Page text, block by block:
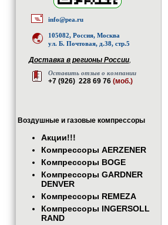
info@pea.ru
105082, Россия, Москва
ул. Б. Почтовая, д.38, стр.5
Доставка в регионы России,
Оставить отзыв о компании
+7 (926) 228 69 76 (моб.)
Воздушные и газовые компрессоры
Акции!!!
Компрессоры AERZENER
Компрессоры BOGE
Компрессоры GARDNER
DENVER
Компрессоры REMEZA
Компрессоры INGERSOLL
RAND